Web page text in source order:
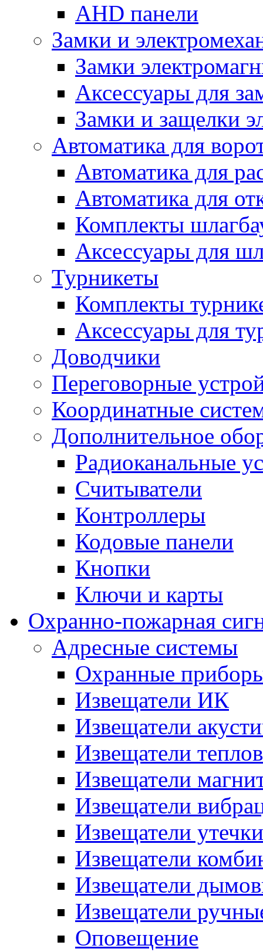
AHD панели
Замки и
Замки
Аксессуары для
Замки и защелки
Автоматика для
Автоматика для
Автоматика для
Комплекты
Аксессуары для
Турникеты
Комплекты
Аксессуары для
Доводчики
Переговорные
Координатные
Дополнительное
Радиоканальные
Считыватели
Контроллеры
Кодовые панели
Кнопки
Ключи и карты
Охранно-пожарная
Адресные системы
Охранные
Извещатели ИК
Извещатели
Извещатели
Извещатели
Извещатели
Извещатели утечки
Извещатели
Извещатели
Извещатели
Оповещение